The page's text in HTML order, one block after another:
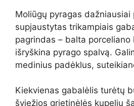
Moliūgų pyragas dažniausiai
supjaustytas trikampiais
pagrindas – balta porceliano
išryškina pyrago spalvą.
medinius padėklus,
Kiekvienas gabalėlis turėtų
šviežios grietinėlės kupeliu